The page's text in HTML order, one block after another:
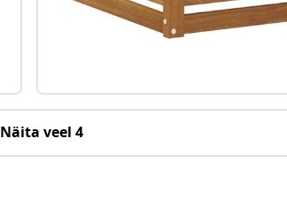
Näita veel 4